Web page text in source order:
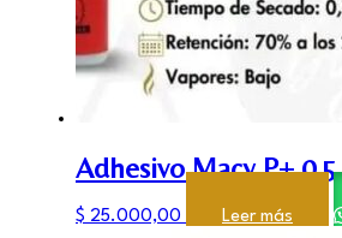
Adhesivo Macy P+ 0,5
$ 25.000,00 Leer más